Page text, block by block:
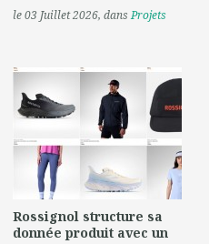
le 03 Juillet 2026, dansProjets
Rossignol structure sa
donnée produit avec un